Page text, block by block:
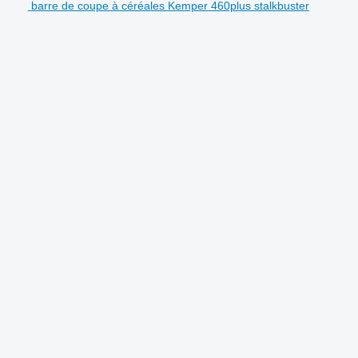
barre de coupe à céréales Kemper 460plus stalkbuster